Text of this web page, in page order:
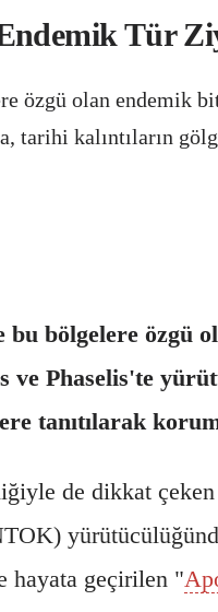
Tür
özgü olan
tarihi kalıntıların
bu bölgelere
ve Phaselis'te
tanıtılarak
de dikkat
hayata geçirilen "